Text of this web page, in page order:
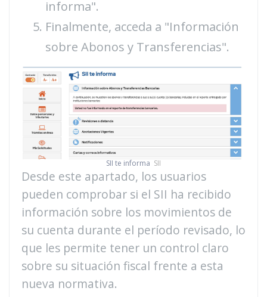
informa".
Finalmente, acceda a "Información
sobre Abonos y Transferencias".
SII te informa SII
Desde este apartado, los usuarios
pueden comprobar si el SII ha recibido
información sobre los movimientos de
su cuenta durante el período revisado, lo
que les permite tener un control claro
sobre su situación fiscal frente a esta
nueva normativa.